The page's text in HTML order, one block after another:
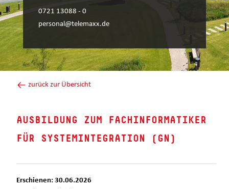
0721 13088 - 0
personal@telemaxx.de
zurück zur Übersicht
AUSBILDUNG ZUM FACHINFORMATIKER
FÜR SYSTEMINTEGRATION (GN)
Erschienen: 30.06.2026